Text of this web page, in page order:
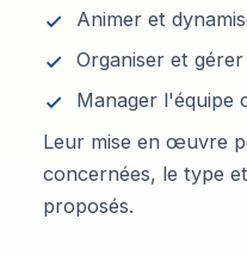
Animer et
Organiser et
Manager l'équipe
Leur mise en œuvre
concernées, le type
proposés.